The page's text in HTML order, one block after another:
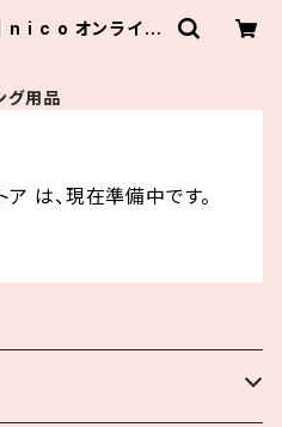
n i c o オンライン
グ用品
は、現在準備中です。